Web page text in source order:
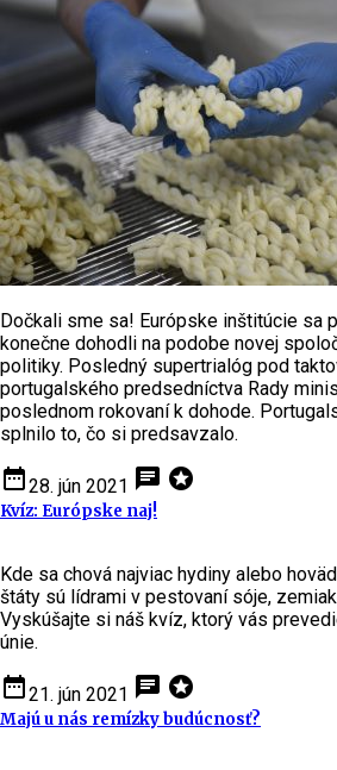
Dočkali sme sa! Európske inštitúcie sa
konečne dohodli na podobe novej
politiky. Posledný supertrialóg pod
portugalského predsedníctva Rady
poslednom rokovaní k dohode.
splnilo to, čo si predsavzalo.
date_range28. jún 2021 chat stars
Kvíz: Európske naj!
Kde sa chová najviac hydiny alebo
štáty sú lídrami v pestovaní sóje,
Vyskúšajte si náš kvíz, ktorý vás
únie.
date_range21. jún 2021 chat stars
Majú u nás remízky budúcnosť?